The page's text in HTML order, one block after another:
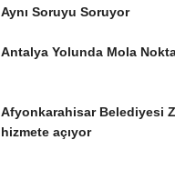
Aynı Soruyu Soruyor
Antalya Yolunda Mola
Afyonkarahisar Belediyesi
hizmete açıyor